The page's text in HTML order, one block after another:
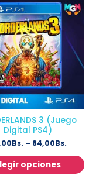
3 (Juego
Digital PS4)
Bs. – 84,00Bs.
opciones